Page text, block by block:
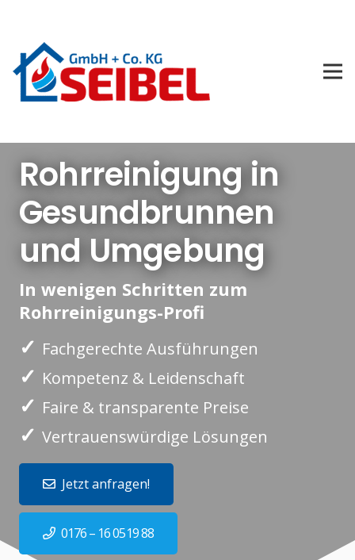
Rohrreinigung in
Gesundbrunnen
und Umgebung
In wenigen Schritten zum
Rohrreinigungs-Profi
✓ Fachgerechte Ausführungen
✓ Kompetenz & Leidenschaft
✓ Faire & transparente Preise
✓ Vertrauenswürdige Lösungen
Jetzt anfragen!
0176 – 16 0519 88